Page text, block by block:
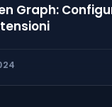
Graph: